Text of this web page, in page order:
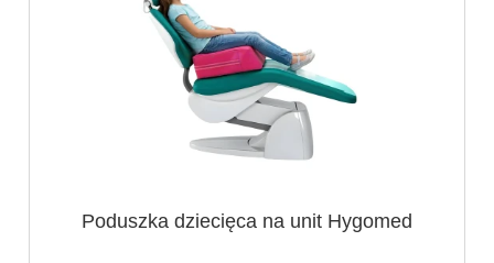
Poduszka dziecięca na unit Hygomed